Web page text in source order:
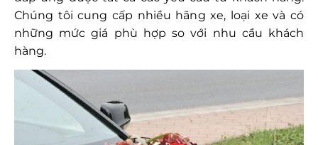
Chúng tôi cung cấp nhiều hãng xe, loại xe và có
những mức giá phù hợp so với nhu cầu khách
hàng.